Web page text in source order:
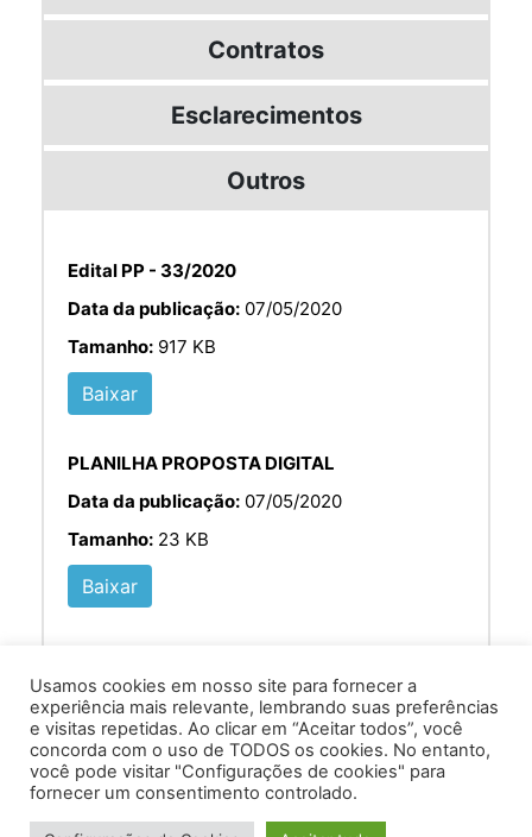
Contratos
Esclarecimentos
Outros
Edital PP - 33/2020
Data da publicação: 07/05/2020
Tamanho: 917 KB
Baixar
PLANILHA PROPOSTA DIGITAL
Data da publicação: 07/05/2020
Tamanho: 23 KB
Baixar
Av. Prof. Armando Alves da Silva, nº 1950 - Zacarias,
Caratinga - MG - 35302-403 / Tel: (33) 3329 8000
Usamos cookies em nosso site para fornecer a
experiência mais relevante, lembrando suas preferências
e visitas repetidas. Ao clicar em “Aceitar todos”, você
concorda com o uso de TODOS os cookies. No entanto,
você pode visitar "Configurações de cookies" para
fornecer um consentimento controlado.